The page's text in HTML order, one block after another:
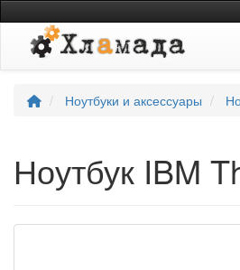
Ноутбуки и аксессуары
Ноутбук IBM